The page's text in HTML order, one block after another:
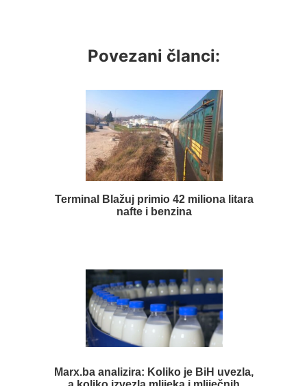
Povezani članci:
Terminal Blažuj primio 42 miliona litara
nafte i benzina
Marx.ba analizira: Koliko je BiH uvezla,